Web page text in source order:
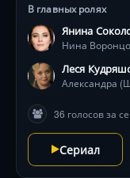
знакомство с
временем,
профессора,
матери.
В главных ролях
Янина
Нина
Леся
36 голосов за
Сериал